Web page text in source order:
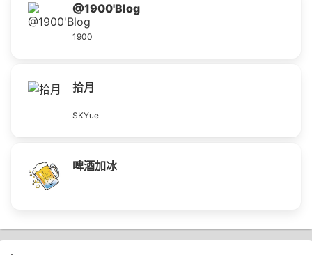
@1900'Blog
1900
拾月
SKYue
啤酒加冰